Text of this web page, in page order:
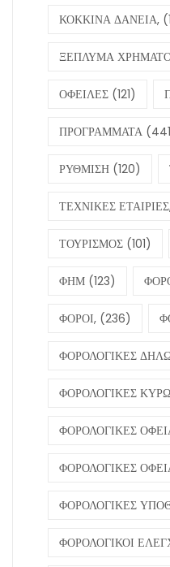
ΚΟΚΚΙΝΑ ΔΑΝΕΙΑ,
ΞΕΠΛΥΜΑ
ΟΦΕΙΛΕΣ (121)
ΠΡΟΓΡΑΜΜΑΤΑ
ΡΥΘΜΙΣΗ (120)
ΤΕΧΝΙΚΕΣ
ΤΟΥΡΙΣΜΟΣ (101)
ΦΗΜ (123)
ΦΟΡΟΙ, (236)
ΦΟΡΟΛΟΓΙΚΕΣ
ΦΟΡΟΛΟΓΙΚΕΣ
ΦΟΡΟΛΟΓΙΚΕΣ
ΦΟΡΟΛΟΓΙΚΕΣ
ΦΟΡΟΛΟΓΙΚΕΣ
ΦΟΡΟΛΟΓΙΚΟΙ